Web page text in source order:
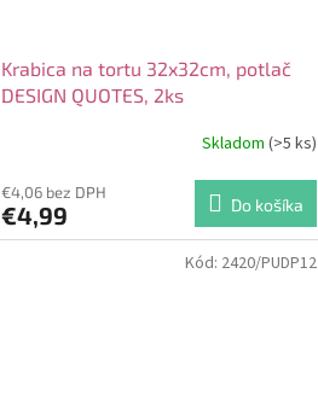
Krabica na tortu 32x32cm, potlač
DESIGN QUOTES, 2ks
Skladom (>5 ks)
€4,06 bez DPH
€4,99 Do košíka
Kód: 2420/PUDP12